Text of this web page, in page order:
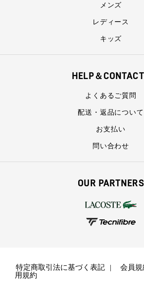
メンズ
レディース
キッズ
HELP＆
よくあるご質問
配送・返品について
お支払い
問い合わせ
OUR PARTNERS
特定商取引法に基づく表記 会員規
用規約